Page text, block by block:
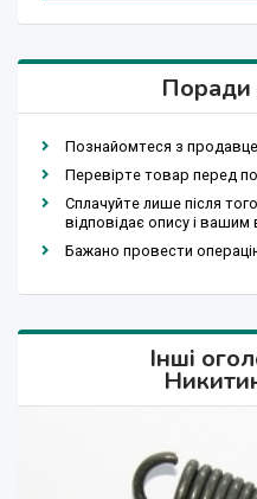
Поради
Познайомтеся з
Перевірте товар перед
Сплачуйте лише після
відповідає опису і вашим
Бажано провести
Інші